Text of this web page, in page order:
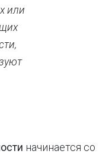
или
начинается со